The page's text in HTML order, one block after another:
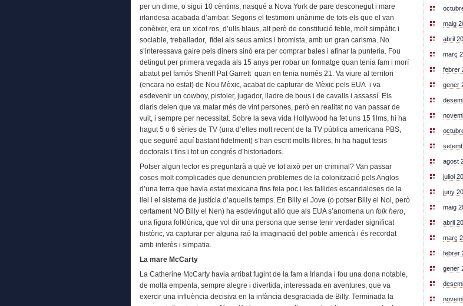
per un dime, o sigui 10 cèntims, nasqué a Nova York de pare desconegut i mare
irlandesa acabada d’arribar. Segons el testimoni unànime de tots els que el van
conèixer, era un xicot ros, d’ulls blaus, alt però de constitució feble, molt simpàtic i
sociable, treballador, fidel als seus amics i bromista, amb un gran carisma. No
s’interessava gaire pels diners sinó era per comprar bales i afinar la punteria. Fou
detingut per primera vegada als 15 anys per robar un formatge quan tenia fam i morí
abatut pel famós Sheriff Pat Garrett quan en tenia només 21. Va viure al territori
(encara no estat) de Nou Mèxic, acabat de capturar de Mèxic pels EUA i va
esdevenir un cowboy, pistoler, jugador, lladre de bous i de cavalls i assassí. Els
diaris deien que va matar més de vint persones, però en realitat no van passar de
vuit, i sempre per necessitat. Sobre la seva vida Hollywood ha fet uns 15 films, hi ha
hagut 5 o 6 sèries de TV (una d’elles molt recent de la TV pública americana PBS,
que seguiré aquí bastant fidelment) s’han escrit molts llibres, hi ha hagut tesis
doctorals i fins i tot un congrés d’historiadors.
Potser algun lector es preguntarà a què ve tot això per un criminal? Van passar
coses molt complicades que denuncien problemes de la colonització pels Anglos
d’una terra que havia estat mexicana fins feia poc i les fallides escandaloses de la
llei i el sistema de justícia d’aquells temps. En Billy el Jove (o potser Billy el Noi, però
certament NO Billy el Nen) ha esdevingut allò que als EUA s’anomena un folk hero,
una figura folklòrica, que vol dir una persona que sense tenir verdader significat
històric, va capturar per alguna raó la imaginació del poble americà i és recordat
amb interès i simpatia.
La mare McCarty
La Catherine McCarty havia arribat fugint de la fam a Irlanda i fou una dona notable,
de molta empenta, sempre alegre i divertida, interessada en aventures, que va
exercir una influència decisiva en la infància desgraciada de Billy. Terminada la
maig
abril
març
febrer
gener
agost
juliol
juny
maig
abril
març
febrer
gener